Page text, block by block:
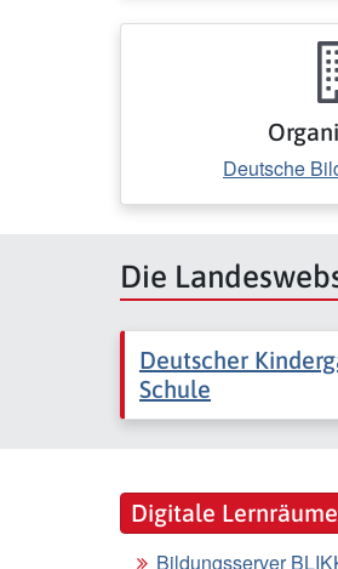
Deutsche
Die
Deutscher
Schule
Digitale Lernräume
Bildungsserver